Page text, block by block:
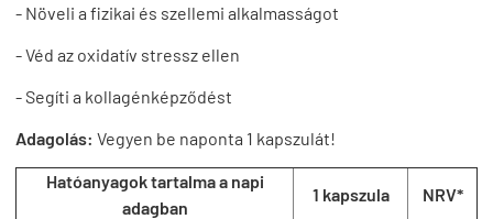
- Növeli a fizikai és szellemi alkalmasságot
- Véd az oxidatív stressz ellen
- Segíti a kollagénképződést
Adagolás: Vegyen be naponta 1 kapszulát!
Hatóanyagok tartalma a napi
adagban
1 kapszula NRV*